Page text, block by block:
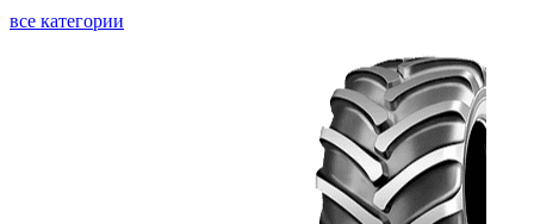
все категории